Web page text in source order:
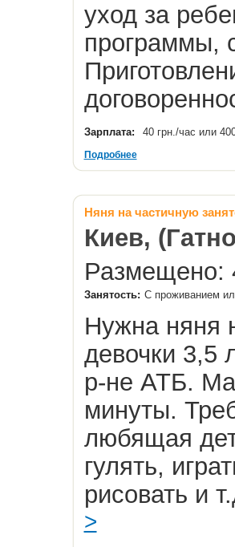
уход за
программы,
Зарплата: 40 грн./час или
Подробнее
Няня на частичную
Киев,
Размещено:
Занятость: С проживанием
Нужна няня
девочки 3,5
р-не АТБ.
минуты.
любящая
гулять,
рисовать и
>